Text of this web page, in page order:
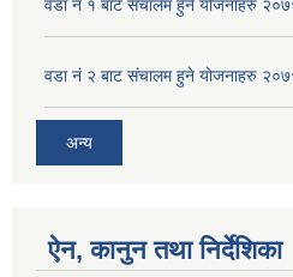
वडा नं १ बाट संचालम हुने योजनाहरु
वडा नं २ बाट संचालम हुने योजनाहरु
अन्य
ऐन, कानुन तथा निर्देशिका